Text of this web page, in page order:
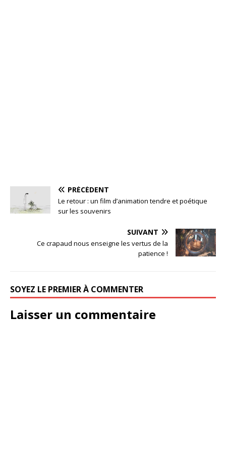
PRÉCÉDENT
Le retour : un film d’animation tendre et poétique
sur les souvenirs
SUIVANT
Ce crapaud nous enseigne les vertus de la
patience !
SOYEZ LE PREMIER À COMMENTER
Laisser un commentaire